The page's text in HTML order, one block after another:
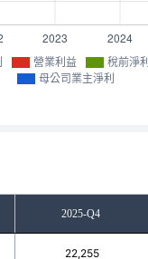
營業利益 稅前淨利
母公司業主淨利
2025-Q4
22,255